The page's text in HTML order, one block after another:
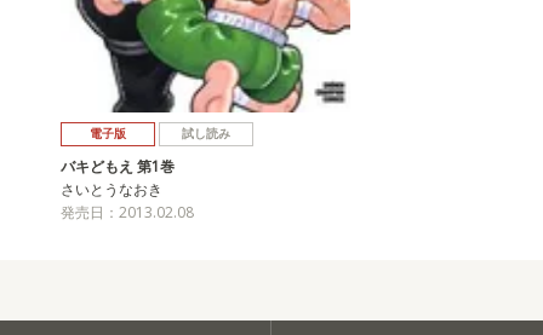
電子版 試し読み
バキどもえ 第1巻
さいとうなおき
発売日：2013.02.08